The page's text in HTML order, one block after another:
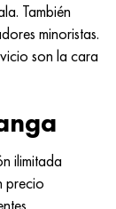
También
minoristas.
son la cara
ilimitada
precio